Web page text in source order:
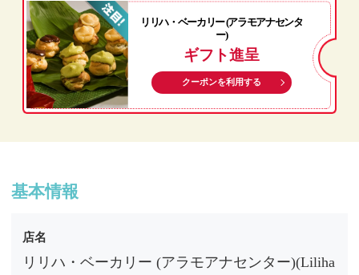
リリハ・ベーカリー (アラモアナセンタ
ー)
ギフト進呈
クーポンを利用する
基本情報
店名
リリハ・ベーカリー (アラモアナセンター)(Liliha